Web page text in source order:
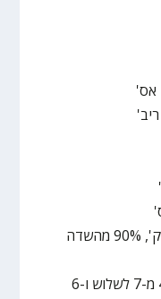
2017 – אמארה סטודמאייר – 18 נק', 90% מהשדה
2018 – פייר ג'קסון – 18 נקודות, 4 מ-7 לשלוש ו-6